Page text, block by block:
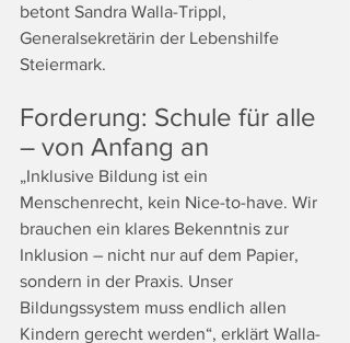
betont Sandra Walla-Trippl,
Generalsekretärin der Lebenshilfe
Steiermark.
Forderung: Schule für alle
– von Anfang an
„Inklusive Bildung ist ein
Menschenrecht, kein Nice-to-have. Wir
brauchen ein klares Bekenntnis zur
Inklusion – nicht nur auf dem Papier,
sondern in der Praxis. Unser
Bildungssystem muss endlich allen
Kindern gerecht werden“, erklärt Walla-